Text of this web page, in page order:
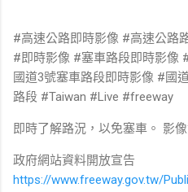
#高速公路即時影像 #高速公路
#即時影像 #塞車路段即時影像
國道3號塞車路段即時影像 #國
路段 #Taiwan #Live #freeway
即時了解路況，以免塞車。 影
政府網站資料開放宣告
https://www.freeway.gov.tw/